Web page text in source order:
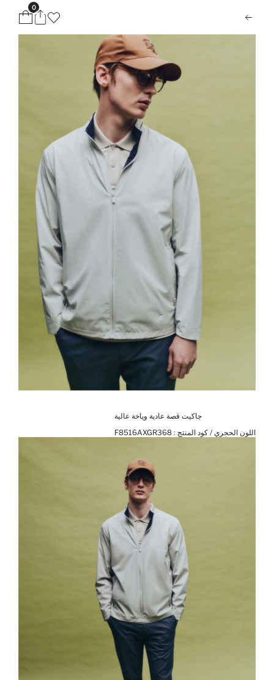
0
جاكيت قصة عادية وياخة عالية
اللون الحجري / كود المنتج : F8516AXGR368